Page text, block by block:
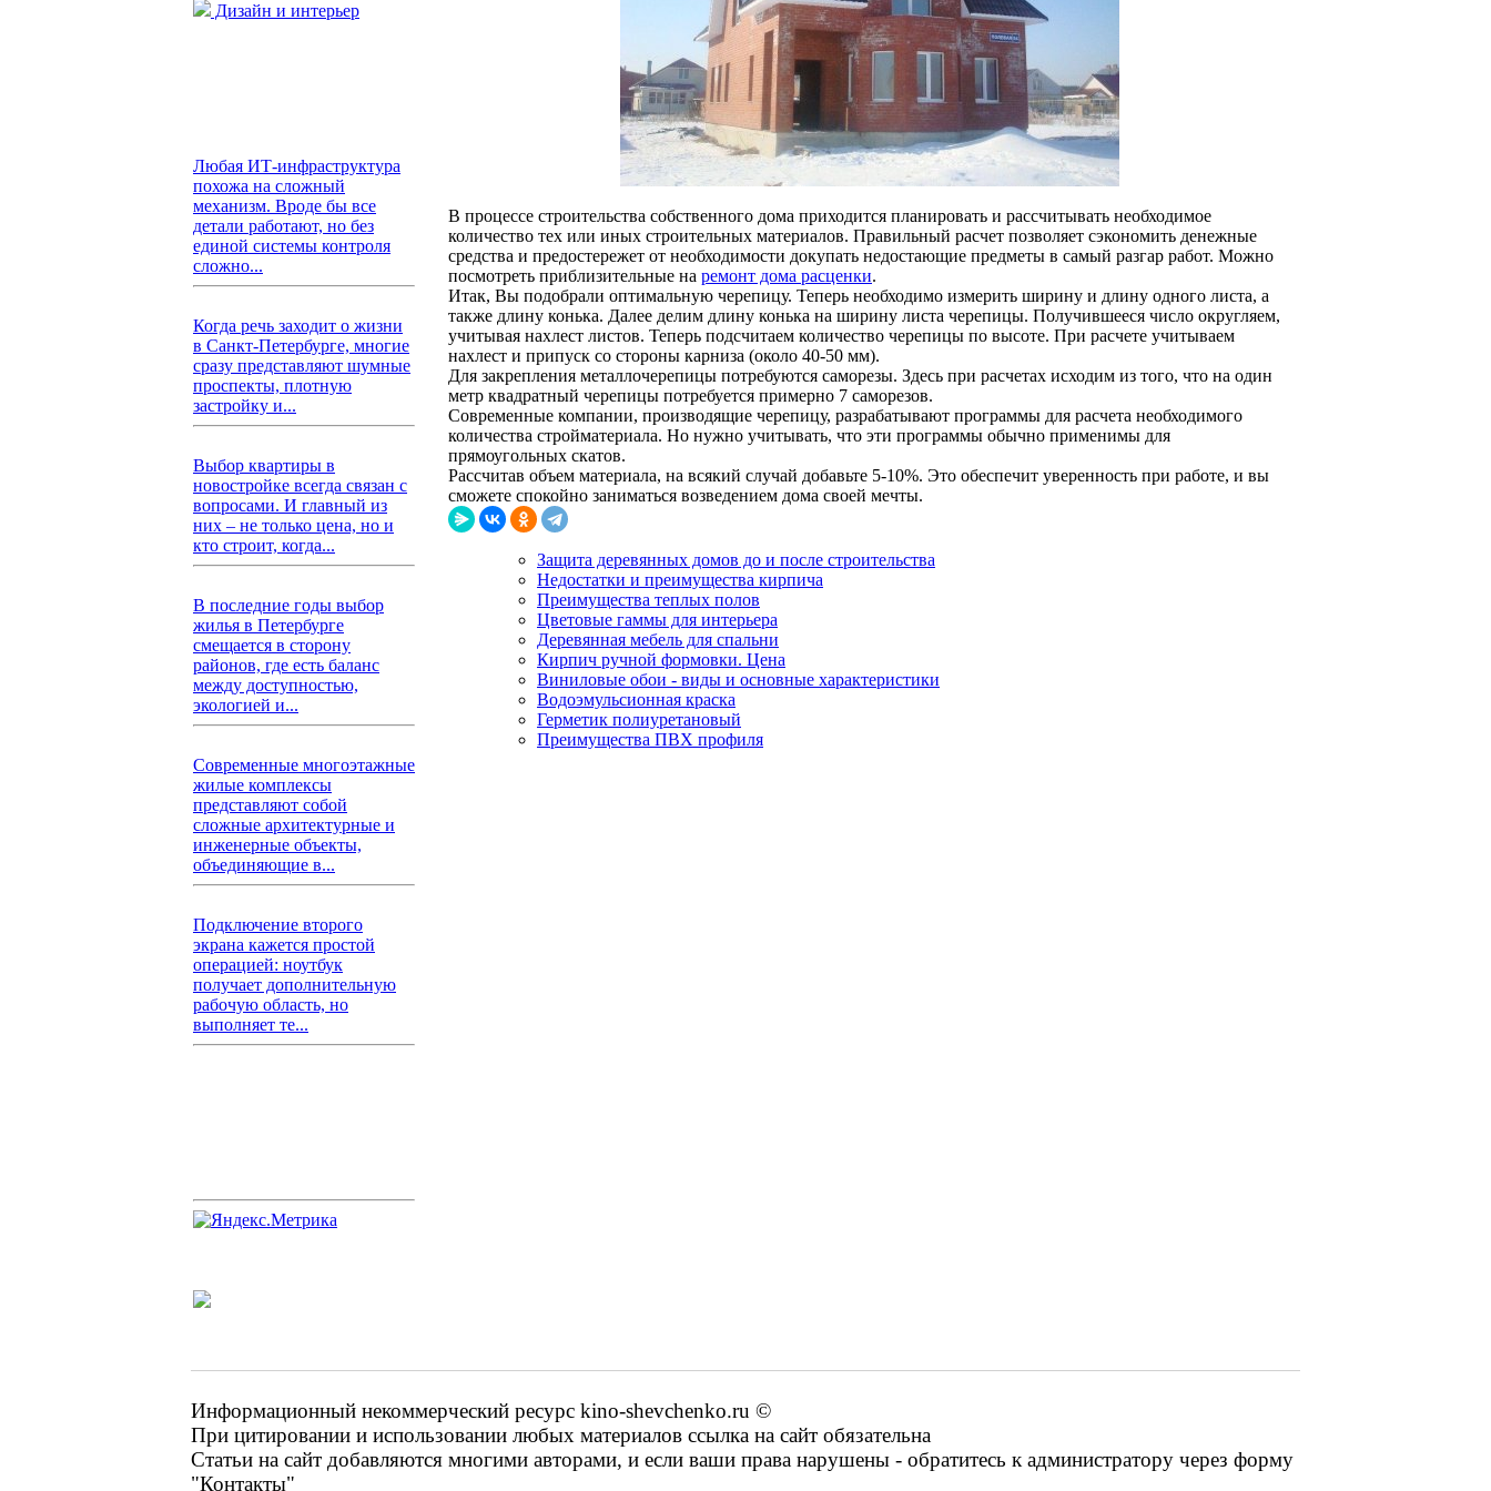
Дизайн и интерьер
Любая ИТ-инфраструктура
похожа на сложный
механизм. Вроде бы все
детали работают, но без
единой системы контроля
сложно...
Когда речь заходит о жизни
в Санкт-Петербурге, многие
сразу представляют шумные
проспекты, плотную
застройку и...
Выбор квартиры в
новостройке всегда связан с
вопросами. И главный из
них – не только цена, но и
кто строит, когда...
В последние годы выбор
жилья в Петербурге
смещается в сторону
районов, где есть баланс
между доступностью,
экологией и...
Современные многоэтажные
жилые комплексы
представляют собой
сложные архитектурные и
инженерные объекты,
объединяющие в...
Подключение второго
экрана кажется простой
операцией: ноутбук
получает дополнительную
рабочую область, но
выполняет те...
В процессе строительства собственного дома приходится планировать и рассчитывать необходимое
количество тех или иных строительных материалов. Правильный расчет позволяет сэкономить денежные
средства и предостережет от необходимости докупать недостающие предметы в самый разгар работ. Можно
посмотреть приблизительные на ремонт дома расценки.
Итак, Вы подобрали оптимальную черепицу. Теперь необходимо измерить ширину и длину одного листа, а
также длину конька. Далее делим длину конька на ширину листа черепицы. Получившееся число округляем,
учитывая нахлест листов. Теперь подсчитаем количество черепицы по высоте. При расчете учитываем
нахлест и припуск со стороны карниза (около 40-50 мм).
Для закрепления металлочерепицы потребуются саморезы. Здесь при расчетах исходим из того, что на один
метр квадратный черепицы потребуется примерно 7 саморезов.
Современные компании, производящие черепицу, разрабатывают программы для расчета необходимого
количества стройматериала. Но нужно учитывать, что эти программы обычно применимы для
прямоугольных скатов.
Рассчитав объем материала, на всякий случай добавьте 5-10%. Это обеспечит уверенность при работе, и вы
сможете спокойно заниматься возведением дома своей мечты.
Защита деревянных домов до и после строительства
Недостатки и преимущества кирпича
Преимущества теплых полов
Цветовые гаммы для интерьера
Деревянная мебель для спальни
Кирпич ручной формовки. Цена
Виниловые обои - виды и основные характеристики
Водоэмульсионная краска
Герметик полиуретановый
Преимущества ПВХ профиля
Информационный некоммерческий ресурс kino-shevchenko.ru ©
При цитировании и использовании любых материалов ссылка на сайт обязательна
Статьи на сайт добавляются многими авторами, и если ваши права нарушены - обратитесь к администратору через форму
"Контакты"